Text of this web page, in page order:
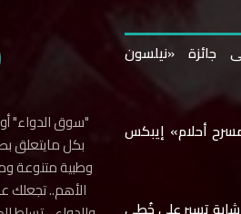
جائزة «نيلسون
أحلام» إيبكس
تسير على خُطى
"سوق الدواء"
بكل مايتعلق
وطبية متنوعة
الأهم.. تجعلك